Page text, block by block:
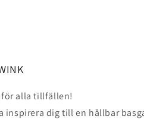
för alla tillfällen!
inspirera dig till en hållbar